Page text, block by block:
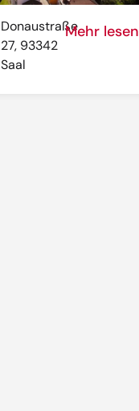
Donaustraße
27, 93342
Saal
Mehr lesen